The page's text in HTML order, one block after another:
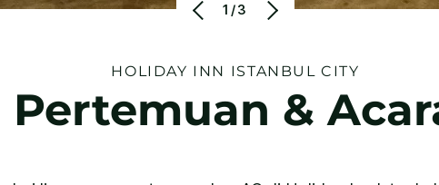
1/3
HOLIDAY INN ISTANBUL CITY
Pertemuan &